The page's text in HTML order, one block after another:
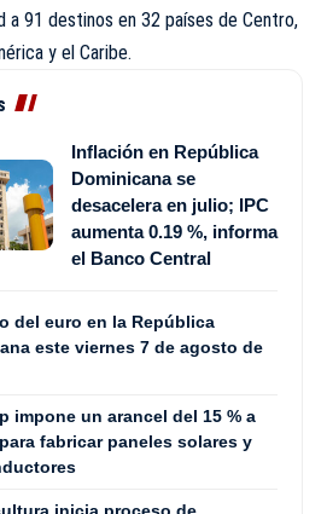
a 91 destinos en 32 países de Centro,
y el Caribe.
Inflación en República
Dominicana se
desacelera en julio; IPC
aumenta 0.19 %, informa
el Banco Central
del euro en la República
este viernes 7 de agosto de
impone un arancel del 15 % a
fabricar paneles solares y